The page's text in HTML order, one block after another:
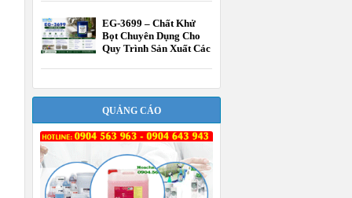
EG-3699 – Chất Khử
Bọt Chuyên Dụng Cho
Quy Trình Sản Xuất Các
QUẢNG CÁO